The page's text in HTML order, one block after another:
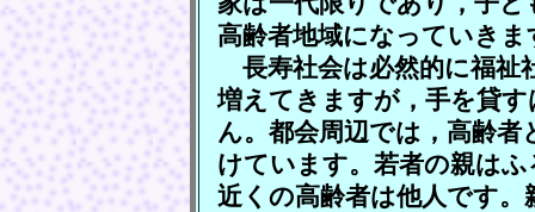
高齢者地域になっていきま
長寿社会は必然的に福祉
増えてきますが，手を貸
ん。都会周辺では，高齢
けています。若者の親は
近くの高齢者は他人です